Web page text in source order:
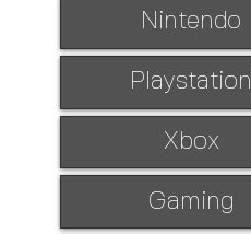
Nintendo
Playstation
Xbox
Gaming